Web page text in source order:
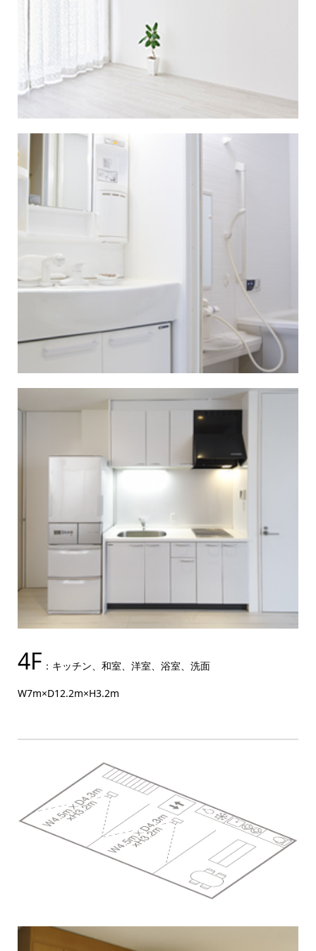
4F ：キッチン、和室、洋室、浴室、洗面
W7m×D12.2m×H3.2m